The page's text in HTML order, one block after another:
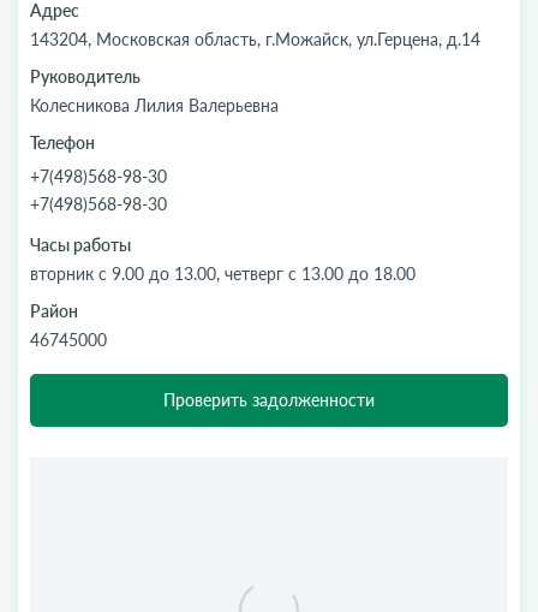
Адрес
143204, Московская область, г.Можайск, ул.Герцена, д.14
Руководитель
Колесникова Лилия Валерьевна
Телефон
+7(498)568-98-30
+7(498)568-98-30
Часы работы
вторник с 9.00 до 13.00, четверг с 13.00 до 18.00
Район
46745000
Проверить задолженности